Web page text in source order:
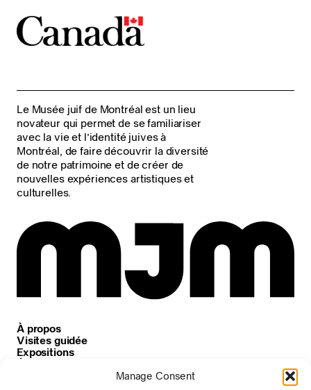
Manage Consent
Le Musée juif de Montréal est un lieu
novateur qui permet de se familiariser
avec la vie et l’identité juives à
Montréal, de faire découvrir la diversité
de notre patrimoine et de créer de
nouvelles expériences artistiques et
culturelles.
À propos
Visites guidée
Expositions
Événements